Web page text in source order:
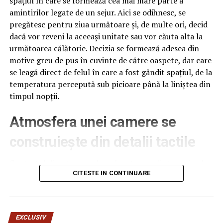
ArticolulEXPLOZIV/Simu a acuzat șantajul din dosarele
ANRP și umflarea prejudiciilor de către DNA/DUBLA
MASURA A DNAapare prima dată înZiarul Incisiv de
Prahova .
ARTICOLE PE ACEIASI TEMA:
URMATORUL
Avioane de vânătoare ruse s-au apropiat periculos de o
navă militară a SUA, în largul coastelor Siriei –
Exclusiv/Postul de director general al Politiei Locale
Ploiesti, scos la concurs? Sau va fi tot o numire
politica? – Comisarul de Prahova
amintirilor legate de un sejur. Aici se odihnesc, se
pregătesc pentru ziua următoare și, de multe ori, decid
dacă vor reveni la aceeași unitate sau vor căuta alta la
următoarea călătorie. Decizia se formează adesea din
motive greu de pus în cuvinte de către oaspete, dar care
se leagă direct de felul în care a fost gândit spațiul, de la
temperatura percepută sub picioare până la liniștea din
timpul nopții.
Atmosfera unei camere se
construiește din detalii tactile
Contactul direct cu pardoseala este una dintre primele
senzații fizice pe care le are un oaspete atunci când
pe drum, seara târziu. Textura și moliciunea potrivite,
oferite democheta hotel
CITESTE IN CONTINUARE
EXCLUSIV